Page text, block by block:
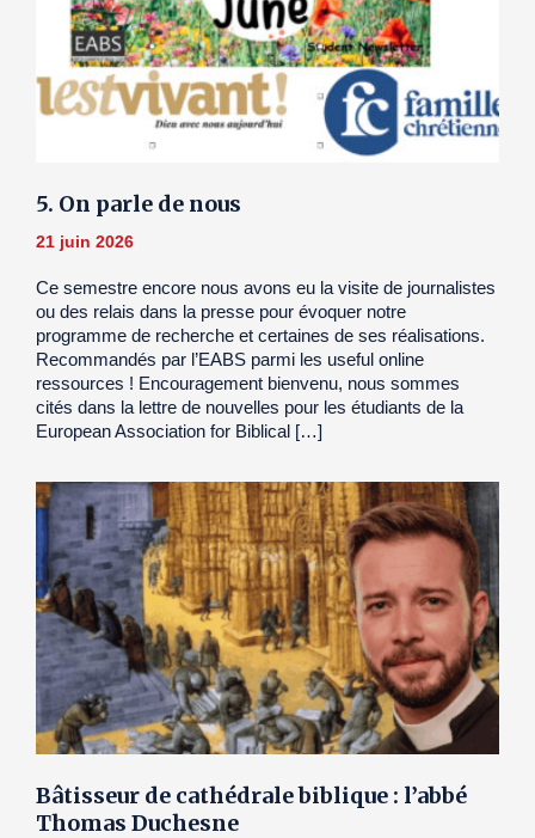
5. On parle de nous
21 juin 2026
Ce semestre encore nous avons eu la visite de journalistes
ou des relais dans la presse pour évoquer notre
programme de recherche et certaines de ses réalisations.
Recommandés par l’EABS parmi les useful online
ressources ! Encouragement bienvenu, nous sommes
cités dans la lettre de nouvelles pour les étudiants de la
European Association for Biblical […]
Bâtisseur de cathédrale biblique : l’abbé
Thomas Duchesne